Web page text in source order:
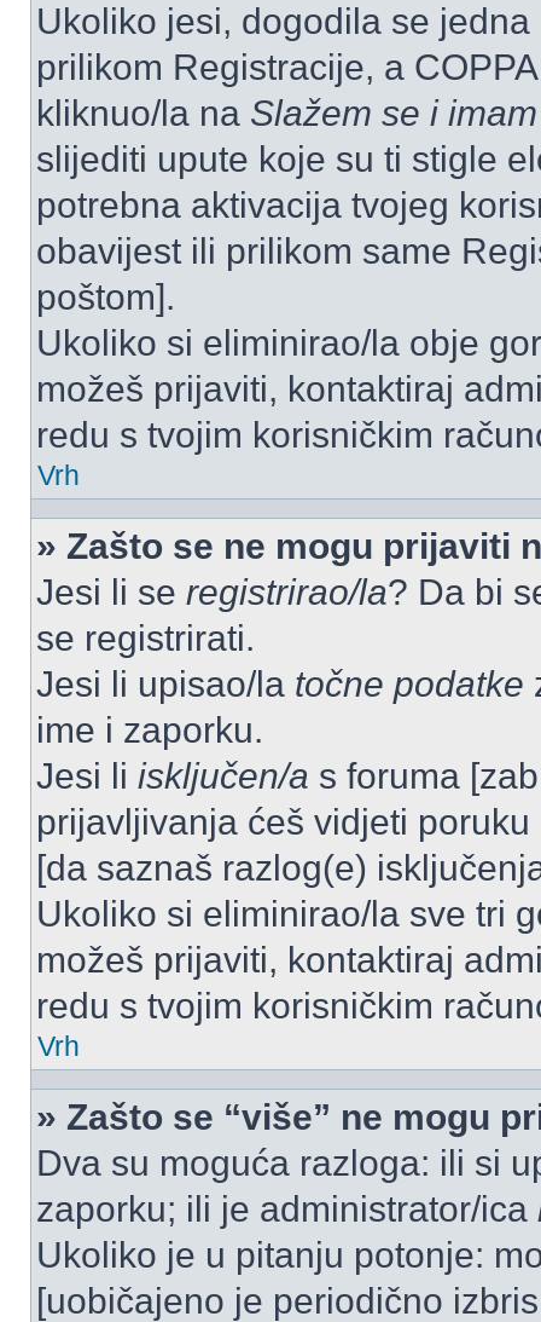
Ukoliko jesi, dogodila se
prilikom Registracije, a
kliknuo/la na Slažem se i
slijediti upute koje su ti stigle
potrebna aktivacija tvojeg
obavijest ili prilikom same
poštom].
Ukoliko si eliminirao/la obje
možeš prijaviti, kontaktiraj
redu s tvojim korisničkim
Vrh
» Zašto se ne mogu prijaviti
Jesi li se registrirao/la? Da bi
se registrirati.
Jesi li upisao/la točne podatke
ime i zaporku.
Jesi li isključen/a s foruma
prijavljivanja ćeš vidjeti
[da saznaš razlog(e)
Ukoliko si eliminirao/la sve tri
možeš prijaviti, kontaktiraj
redu s tvojim korisničkim
Vrh
» Zašto se “više” ne mogu
Dva su moguća razloga: ili si
zaporku; ili je administrator/ica
Ukoliko je u pitanju potonje:
[uobičajeno je periodično